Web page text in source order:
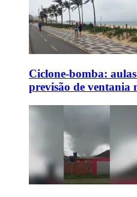
Ciclone-bomba: aulas
previsão de ventania